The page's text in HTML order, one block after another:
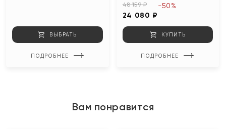
ВЫБРАТЬ
ПОДРОБНЕЕ
48 159 ₽
24 080 ₽
-50%
КУПИТЬ
ПОДРОБНЕЕ
Вам понравится